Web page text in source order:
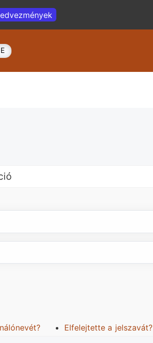
Elfelejtette a jelszavát?